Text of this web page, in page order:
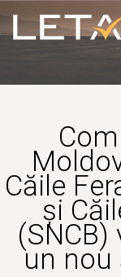
Căile
și
un nou